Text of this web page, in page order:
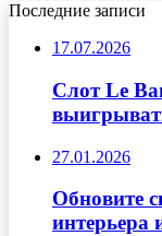
Последние записи
17.07.2026
Слот Le
27.01.2026
Обновите
интерьера